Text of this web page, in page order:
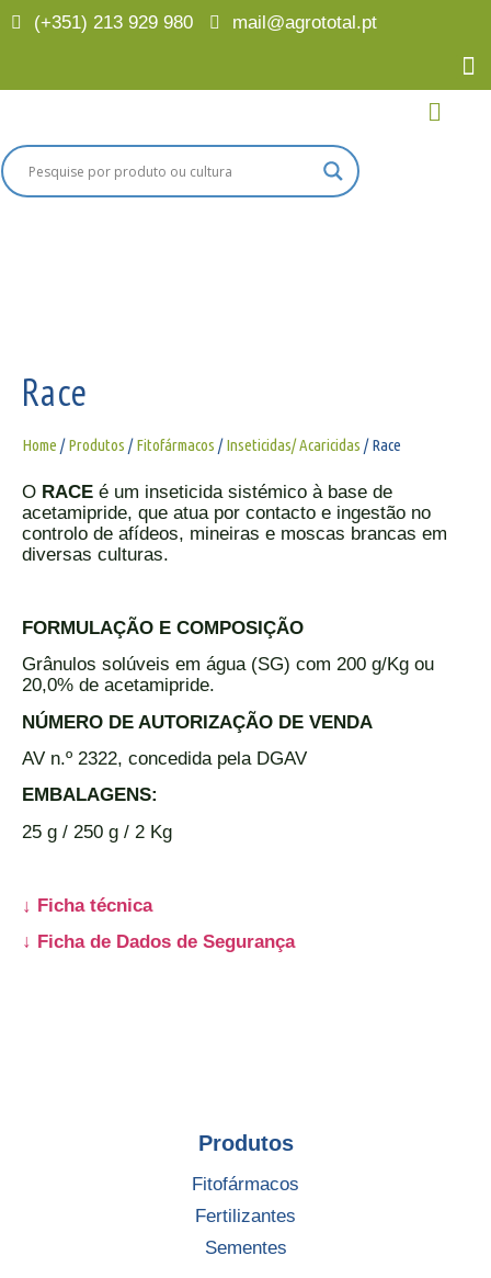
(+351) 213 929 980 mail@agrototal.pt
Race
Home /Produtos /Fitofármacos /Inseticidas/ Acaricidas / Race
O RACE é um inseticida sistémico à base de
acetamipride, que atua por contacto e ingestão no
controlo de afídeos, mineiras e moscas brancas em
diversas culturas.
FORMULAÇÃO E COMPOSIÇÃO
Grânulos solúveis em água (SG) com 200 g/Kg ou
20,0% de acetamipride.
NÚMERO DE AUTORIZAÇÃO DE VENDA
AV n.º 2322, concedida pela DGAV
EMBALAGENS:
25 g / 250 g / 2 Kg
↓ Ficha técnica
↓ Ficha de Dados de Segurança
Produtos
Fitofármacos
Fertilizantes
Sementes